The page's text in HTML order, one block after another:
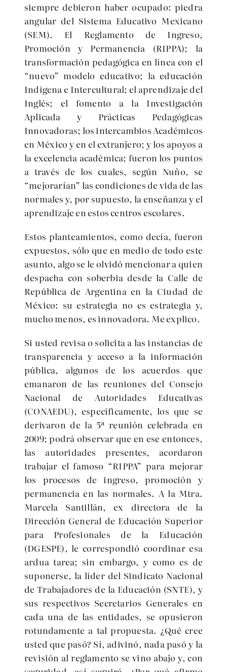
siempre debieron haber ocupado: piedra
angular del Sistema Educativo Mexicano
(SEM). El Reglamento de Ingreso,
Promoción y Permanencia (RIPPA); la
transformación pedagógica en línea con el
“nuevo” modelo educativo; la educación
Indígena e Intercultural; el aprendizaje del
Inglés; el fomento a la Investigación
Aplicada y Prácticas Pedagógicas
Innovadoras; los intercambios Académicos
en México y en el extranjero; y los apoyos a
la excelencia académica; fueron los puntos
a través de los cuales, según Nuño, se
“mejorarían” las condiciones de vida de las
normales y, por supuesto, la enseñanza y el
aprendizaje en estos centros escolares.
Estos planteamientos, como decía, fueron
expuestos, sólo que en medio de todo este
asunto, algo se le olvidó mencionar a quien
despacha con soberbia desde la Calle de
República de Argentina en la Ciudad de
México: su estrategia no es estrategia y,
mucho menos, es innovadora. Me explico.
Si usted revisa o solicita a las instancias de
transparencia y acceso a la información
pública, algunos de los acuerdos que
emanaron de las reuniones del Consejo
Nacional de Autoridades Educativas
(CONAEDU), específicamente, los que se
derivaron de la 5ª reunión celebrada en
2009; podrá observar que en ese entonces,
las autoridades presentes, acordaron
trabajar el famoso “RIPPA” para mejorar
los procesos de ingreso, promoción y
permanencia en las normales. A la Mtra.
Marcela Santillán, ex directora de la
Dirección General de Educación Superior
para Profesionales de la Educación
(DGESPE), le correspondió coordinar esa
ardua tarea; sin embargo, y como es de
suponerse, la líder del Sindicato Nacional
de Trabajadores de la Educación (SNTE), y
sus respectivos Secretarios Generales en
cada una de las entidades, se opusieron
rotundamente a tal propuesta. ¿Qué cree
usted que pasó? Sí, adivinó, nada pasó y la
revisión al reglamento se vino abajo y, con